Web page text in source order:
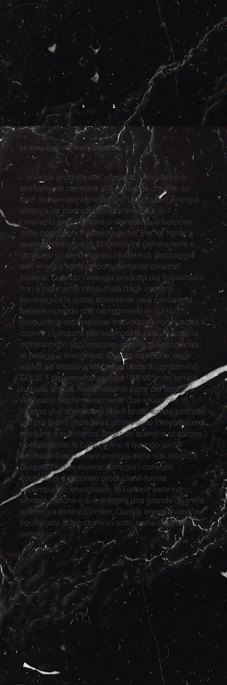
Lo stoccaggio dell'energia elettrica
L'energia prodotta dall'impianto fotovoltaico è
strettamente correlata alla presenza o meno del
sole. Indipendentemente dall'utilizzo dell'energia
elettrica da parte del condominio SOLIS 1,
l'impianto può produrre o meno solo in funzione
delle condizioni metereologiche. Per far fronte a
questa mancanza di sincronia tra generazione e
consumi, si interpongono i sistemi di stoccaggio
dell'energia elettrica comunemente chiamati
batterie. Quando l'energia prodotta dal fotovoltaico
non è totalmente consumata dagli impianti
tecnologici, la quota eccedente va a caricare le
batterie in modo che nel momento in cui la
produzione dell'impianto fotovoltaico non riuscirà a
coprire i consumi, per esempio la sera, le batterie
entreranno in soccorso per coprire quanto manca
al pareggio energetico. Questo equilibrio, negli
edifici ad altissima efficienza come il condominio
SOLIS 1 rappresentano circa l'88-90% del tempo
su base annua. Nella restante parte del tempo si
verificano fondamentalmente due situazioni. In
inverno può succedere che il brutto tempo protratto
per più giorni impedisca all'impianto fotovoltaico di
produrre a sufficienza andando quindi a scaricare
ripetutamente le batterie fino a quando sarà
necessario acquistare energia dalla rete elettrica.
Durante l'estate invece complici i consumi
ridottissimi e l'enorme produzione fornita
dall'impianto fotovoltaico, le batterie saranno
sempre cariche e si immetterà una grande quantità
di energia elettrica in rete. Questa energia verrà
corrisposta al condominio sotto forma di bonifici
periodici.